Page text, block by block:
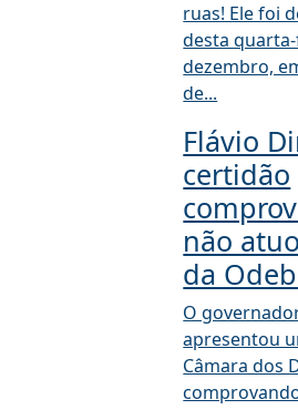
ruas! Ele foi
desta
dezembro,
de...
Flávio
certidão
não
da
O
apresentou
Câmara dos